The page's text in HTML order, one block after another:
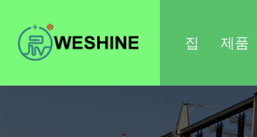
집 제품